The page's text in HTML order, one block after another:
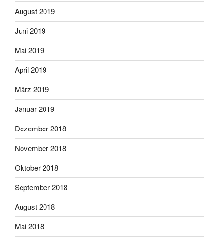
August 2019
Juni 2019
Mai 2019
April 2019
März 2019
Januar 2019
Dezember 2018
November 2018
Oktober 2018
September 2018
August 2018
Mai 2018